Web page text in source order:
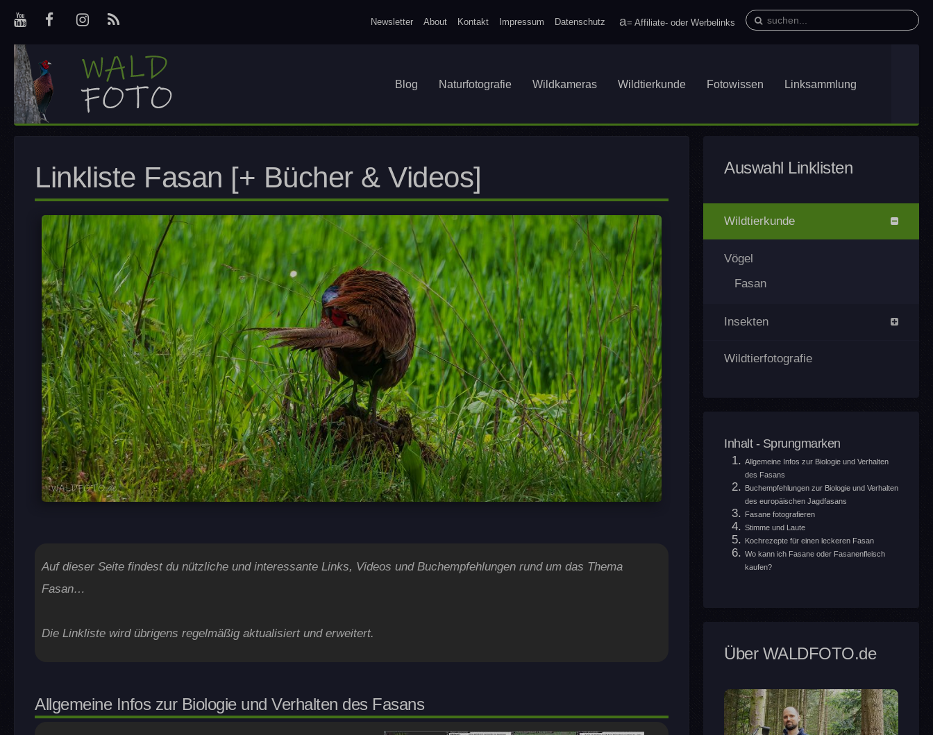
Newsletter About Kontakt Impressum Datenschutz = Affiliate- oder Werbelinks
Blog Naturfotografie Wildkameras Wildtierkunde Fotowissen Linksammlung
Linkliste Fasan [+ Bücher & Videos]
Auf dieser Seite findest du nützliche und interessante Links, Videos und Buchempfehlungen rund um das Thema
Fasan…
Die Linkliste wird übrigens regelmäßig aktualisiert und erweitert.
Allgemeine Infos zur Biologie und Verhalten des Fasans
Auswahl Linklisten
Wildtierkunde
Vögel
Fasan
Insekten
Wildtierfotografie
Inhalt - Sprungmarken
Allgemeine Infos zur Biologie und Verhalten
des Fasans
Buchempfehlungen zur Biologie und Verhalten
des europäischen Jagdfasans
Fasane fotografieren
Stimme und Laute
Kochrezepte für einen leckeren Fasan
Wo kann ich Fasane oder Fasanenfleisch
kaufen?
Über WALDFOTO.de